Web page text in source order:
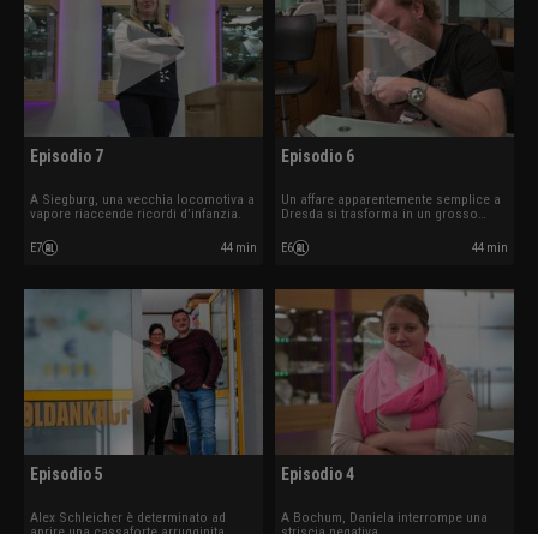
Episodio 7
A Siegburg, una vecchia locomotiva a
vapore riaccende ricordi d’infanzia.
E7 44 min
Episodio 6
Un affare apparentemente semplice a
Dresda si trasforma in un grosso
E6 44 min
Episodio 5
Alex Schleicher è determinato ad
Episodio 4
A Bochum, Daniela interrompe una